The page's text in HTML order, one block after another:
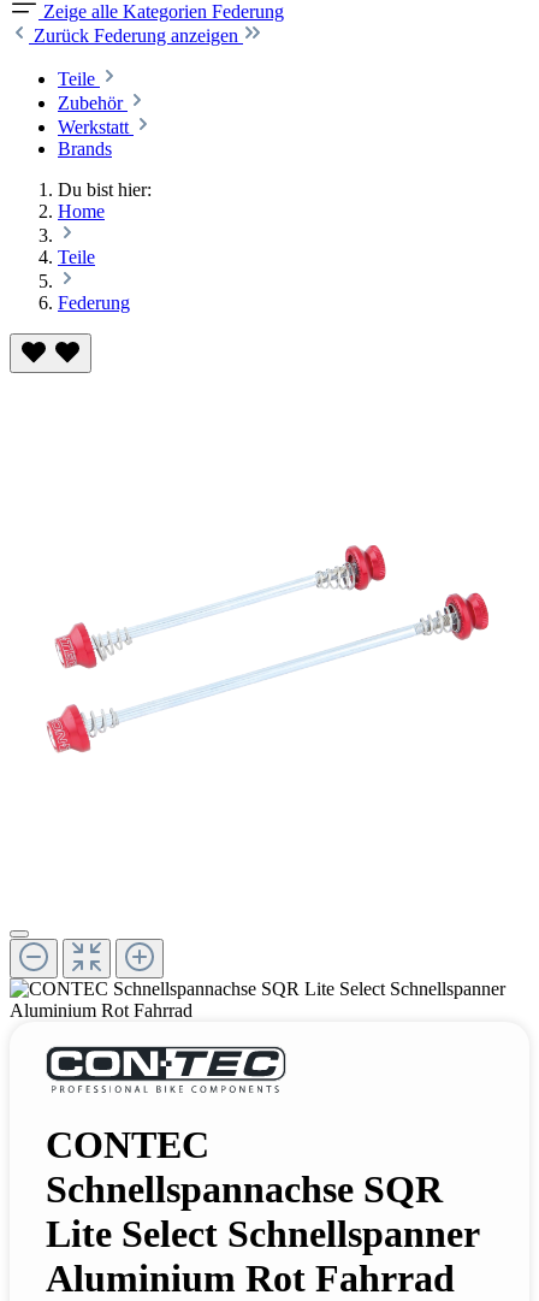
Zeige alle Kategorien Federung
Zurück Federung anzeigen
Teile
Zubehör
Werkstatt
Brands
Du bist hier:
Home
Teile
Federung
CONTEC
Schnellspannachse SQR
Lite Select Schnellspanner
Aluminium Rot Fahrrad